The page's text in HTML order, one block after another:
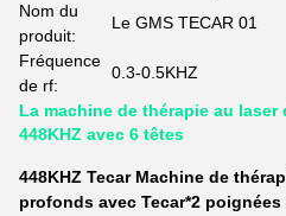
Nom du
produit:
Le GMS TECAR 01
Fréquence
de rf:
0.3-0.5KHZ
La machine de thérapie au
448KHZ avec 6 têtes
448KHZ Tecar Machine de
profonds avec Tecar*2 poignées